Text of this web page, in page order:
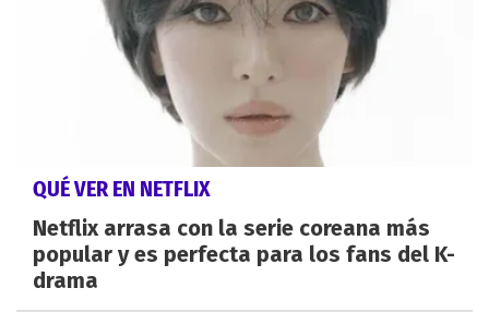
QUÉ VER EN NETFLIX
Netflix arrasa con la serie coreana más
popular y es perfecta para los fans del K-
drama